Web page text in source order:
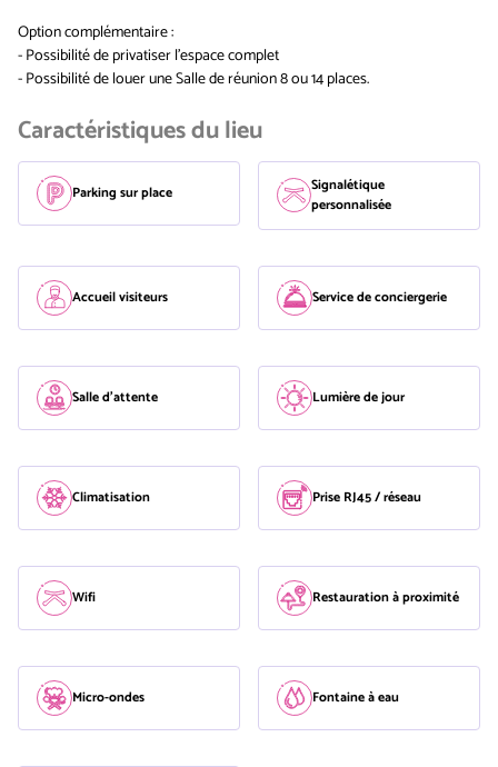
Option complémentaire :
- Possibilité de privatiser l'espace complet
- Possibilité de louer une Salle de réunion 8 ou 14 places.
Caractéristiques du lieu
Parking sur place
Signalétique
personnalisée
Accueil visiteurs Service de conciergerie
Salle d'attente Lumière de jour
Climatisation Prise RJ45 / réseau
Wifi Restauration à proximité
Micro-ondes Fontaine à eau